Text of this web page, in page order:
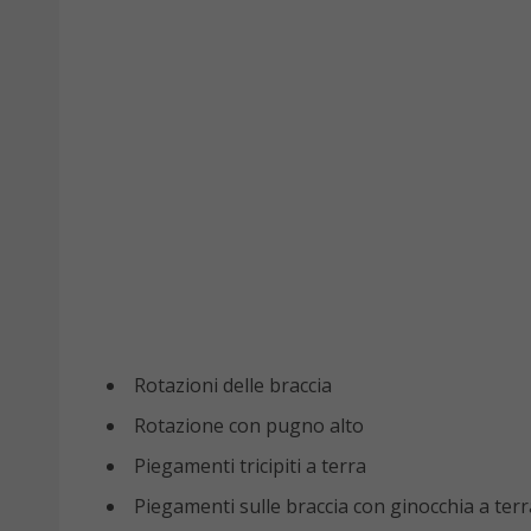
Rotazioni delle braccia
Rotazione con pugno alto
Piegamenti tricipiti a terra
Piegamenti sulle braccia con ginocchia a